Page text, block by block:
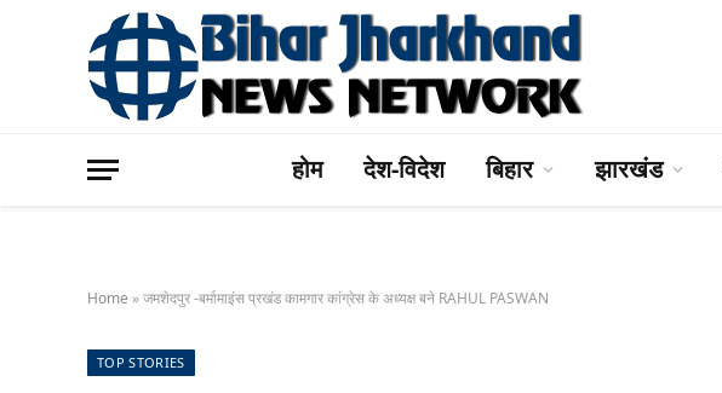
होम देश-विदेश बिहार झारखंड
Home »जमशेदपुर -बर्मामाइंस प्रखंड कामगार कांग्रेस के अध्यक्ष बने RAHUL PASWAN
TOP STORIES